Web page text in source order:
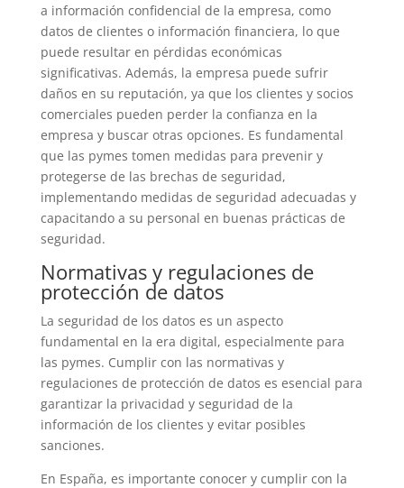
a información confidencial de la empresa, como
datos de clientes o información financiera, lo que
puede resultar en pérdidas económicas
significativas. Además, la empresa puede sufrir
daños en su reputación, ya que los clientes y socios
comerciales pueden perder la confianza en la
empresa y buscar otras opciones. Es fundamental
que las pymes tomen medidas para prevenir y
protegerse de las brechas de seguridad,
implementando medidas de seguridad adecuadas y
capacitando a su personal en buenas prácticas de
seguridad.
Normativas y regulaciones de
protección de datos
La seguridad de los datos es un aspecto
fundamental en la era digital, especialmente para
las pymes. Cumplir con las normativas y
regulaciones de protección de datos es esencial para
garantizar la privacidad y seguridad de la
información de los clientes y evitar posibles
sanciones.
En España, es importante conocer y cumplir con la